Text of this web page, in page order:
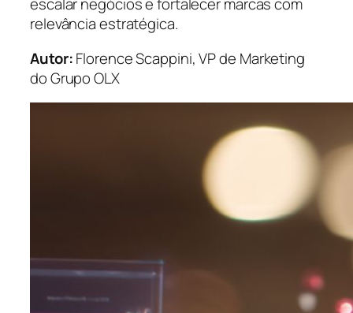
escalar negócios e fortalecer marcas com
relevância estratégica.
Autor:Florence Scappini, VP de Marketing
do Grupo OLX